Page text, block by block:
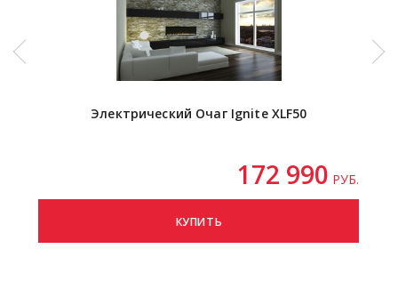
Электрический Очаг Ignite XLF50
172 990 РУБ.
КУПИТЬ